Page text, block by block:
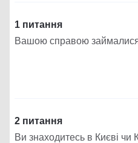
1 питання
Вашою справою
2 питання
Ви знаходитесь в Києві чи